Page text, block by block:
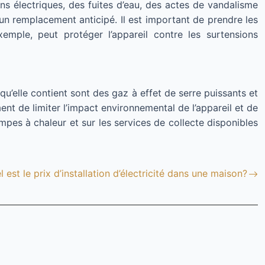
électriques, des fuites d’eau, des actes de vandalisme
remplacement anticipé. Il est important de prendre les
peut protéger l’appareil contre les surtensions
contient sont des gaz à effet de serre puissants et
de limiter l’impact environnemental de l’appareil et de
à chaleur et sur les services de collecte disponibles
est le prix d’installation d’électricité dans une maison?